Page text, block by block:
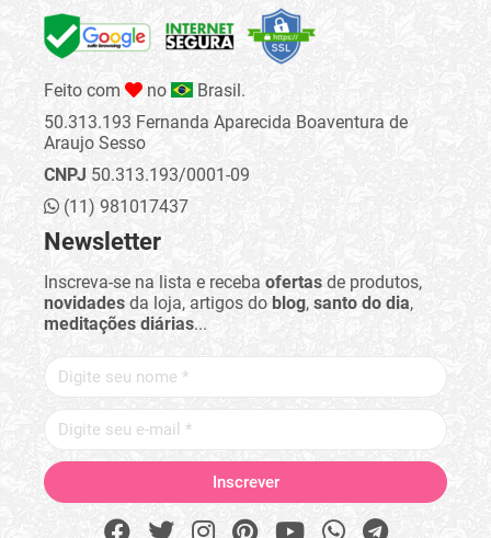
Feito com no
Brasil.
50.313.193 Fernanda Aparecida Boaventura de
Araujo Sesso
CNPJ 50.313.193/0001-09
(11) 981017437
Newsletter
Inscreva-se na lista e receba ofertas de produtos,
novidades da loja, artigos do blog, santo do dia,
meditações diárias...